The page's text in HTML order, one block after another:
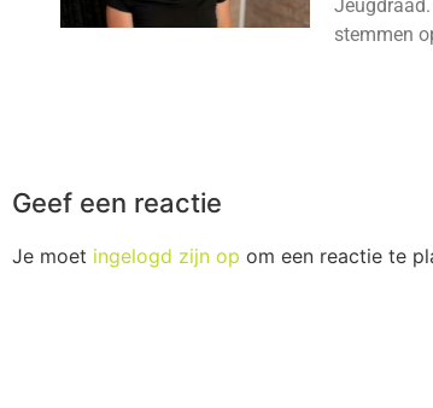
stemmen
Geef een reactie
Je moet ingelogd zijn op om een reactie te